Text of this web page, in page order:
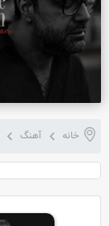
خانه آهنگ